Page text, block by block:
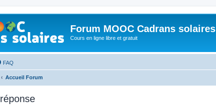
Forum MOOC Cadrans solaires
Cours en ligne libre et gratuit
FAQ
Accueil Forum